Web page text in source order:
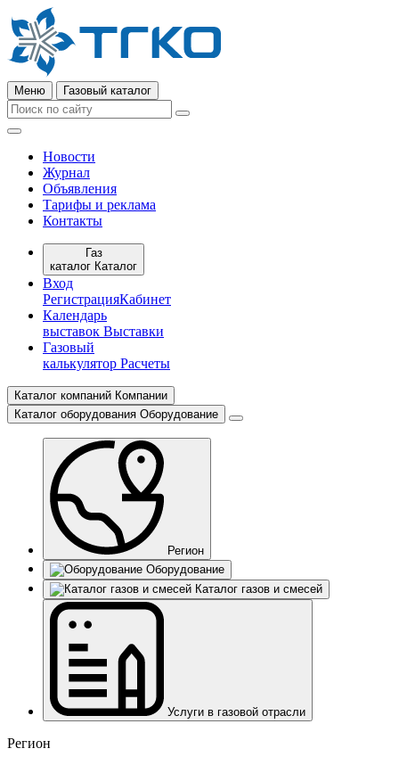
Меню Газовый каталог
Новости
Журнал
Объявления
Тарифы и реклама
Контакты
Газ
каталог Каталог
Вход
РегистрацияКабинет
Календарь
выставок Выставки
Газовый
калькулятор Расчеты
Каталог компаний Компании
Каталог оборудования Оборудование
Регион
Оборудование
Каталог газов и смесей
Услуги в газовой отрасли
Регион